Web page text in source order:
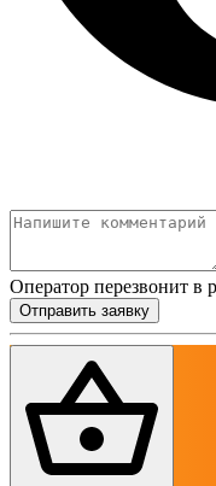
Оператор перезвонит в
Отправить заявку